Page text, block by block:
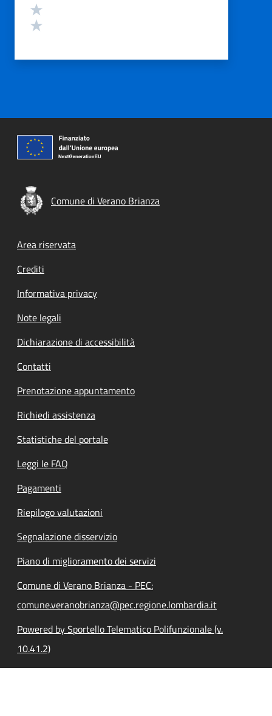
Comune di Verano Brianza
Footer menu
Area riservata
Crediti
Informativa privacy
Note legali
Dichiarazione di accessibilità
Contatti
Prenotazione appuntamento
Richiedi assistenza
Statistiche del portale
Leggi le FAQ
Pagamenti
Riepilogo valutazioni
Segnalazione disservizio
Piano di miglioramento dei servizi
Comune di Verano Brianza - PEC:
comune.veranobrianza@pec.regione.lombardia.it
Powered by Sportello Telematico Polifunzionale (v.
10.41.2)